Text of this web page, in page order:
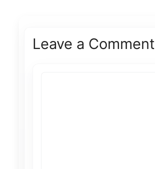
Leave a Comment